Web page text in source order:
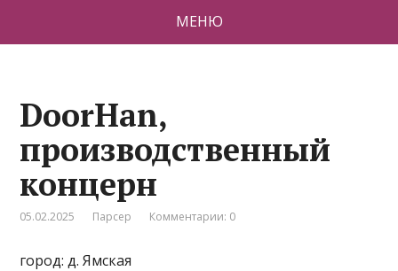
МЕНЮ
DoorHan,
производственный
концерн
05.02.2025 Парсер Комментарии: 0
город: д. Ямская